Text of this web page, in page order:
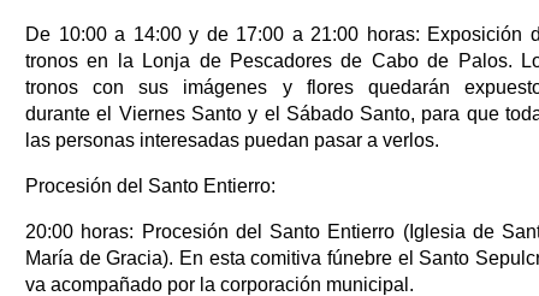
De 10:00 a 14:00 y de 17:00 a 21:00 horas: Exposición
tronos en la Lonja de Pescadores de Cabo de Palos.
tronos con sus imágenes y flores quedarán
durante el Viernes Santo y el Sábado Santo, para que
las personas interesadas puedan pasar a verlos.
Procesión del Santo Entierro:
20:00 horas: Procesión del Santo Entierro (Iglesia de
María de Gracia). En esta comitiva fúnebre el Santo
va acompañado por la corporación municipal.